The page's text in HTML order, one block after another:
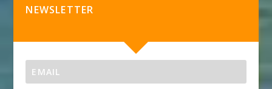
NEWSLETTER